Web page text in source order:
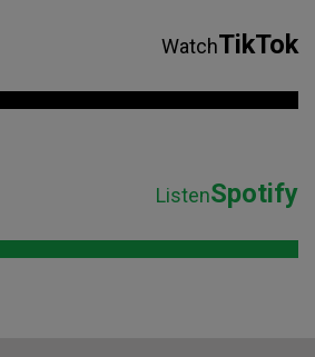
WatchTikTok
ListenSpotify